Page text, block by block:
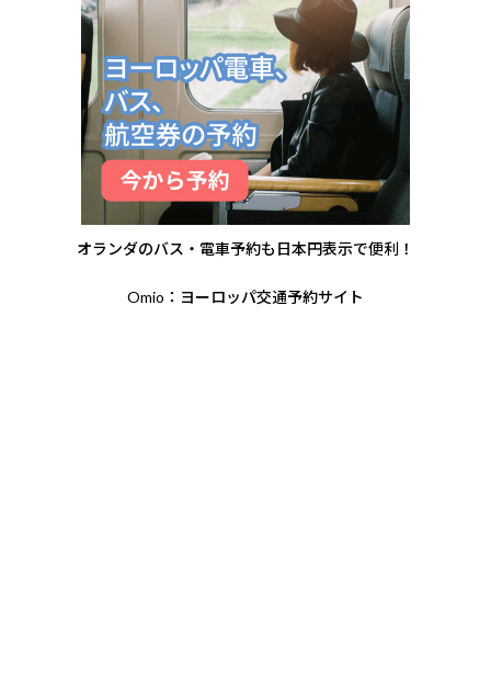
オランダのバス・電車予約も日本円表示で便利！
Omio：ヨーロッパ交通予約サイト